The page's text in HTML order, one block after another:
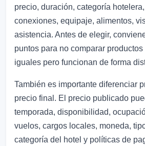
precio, duración, categoría
conexiones, equipaje, alimentos,
asistencia. Antes de elegir,
puntos para no comparar
iguales pero funcionan de forma
También es importante diferenciar
precio final. El precio publicado
temporada, disponibilidad,
vuelos, cargos locales, moneda,
categoría del hotel y políticas de